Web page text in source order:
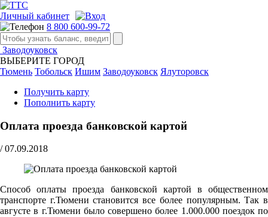
Личный кабинет
8 800 600-99-72
Заводоуковск
ВЫБЕРИТЕ ГОРОД
Тюмень Тобольск Ишим Заводоуковск Ялуторовск
Получить карту
Пополнить карту
Оплата проезда банковской картой
/ 07.09.2018
Способ оплаты проезда банковской картой в общественном
транспорте г.Тюмени становится все более популярным. Так в
августе в г.Тюмени было совершено более 1.000.000 поездок по